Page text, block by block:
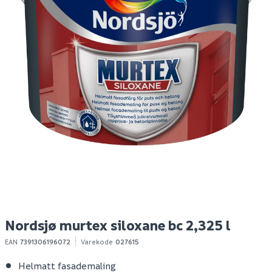
Nordsjø murtex
siloxane bc 9,3 l
1 769
Nordsjø murtex acrylic
bw 2,5 l
549
1-10 stk
Klikk & Hent
Nordsjø murtex siloxane bc 2,325 l
EAN 7391306196072 Varekode 027615
Helmatt fasademaling